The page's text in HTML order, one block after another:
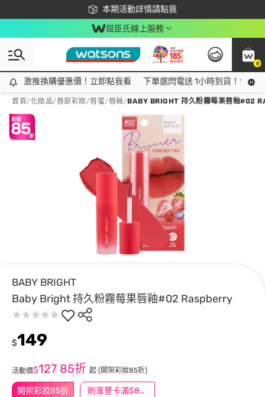
本期活動詳情請點我
下載app最高回饋$350
屈臣氏線上服務
0
激推換購優惠價！立即點我看
激推換購優惠價！立即點我看 下單選閃電送 1小時到貨！領神
首頁/化妝品/唇部彩妝/唇蜜/唇釉/BABY BRIGHT 持久粉霧莓果唇釉#02
BABY BRIGHT
Baby Bright 持久粉霧莓果唇釉#02 Raspberry
開架彩妝85折 刷滙豐卡滿$888送3萬點
$149
活動價$127 85折 起 (開架彩妝85折)